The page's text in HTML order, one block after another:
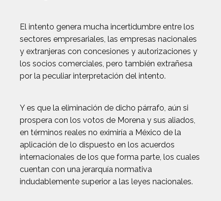
El intento genera mucha incertidumbre entre los
sectores empresariales, las empresas nacionales
y extranjeras con concesiones y autorizaciones y
los socios comerciales, pero también extrañesa
por la peculiar interpretación del intento.
Y es que la eliminación de dicho párrafo, aún si
prospera con los votos de Morena y sus aliados,
en términos reales no eximiría a México de la
aplicación de lo dispuesto en los acuerdos
internacionales de los que forma parte, los cuales
cuentan con una jerarquía normativa
indudablemente superior a las leyes nacionales.